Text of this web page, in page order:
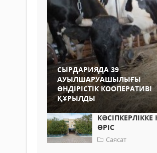
СЫРДАРИЯДА 39
АУЫЛШАРУАШЫЛЫҒЫ
ӨНДІРІСТІК КООПЕРАТИВІ
ҚҰРЫЛДЫ
КӘСІПКЕРЛІККЕ
ӨРІС
Саясат